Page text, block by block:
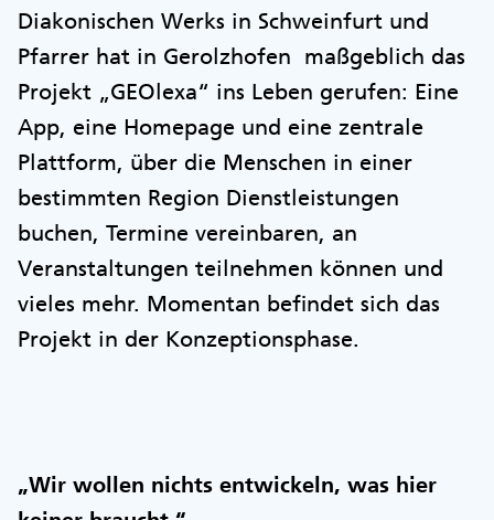
Diakonischen Werks in Schweinfurt und
Pfarrer hat in Gerolzhofen maßgeblich das
Projekt „GEOlexa“ ins Leben gerufen: Eine
App, eine Homepage und eine zentrale
Plattform, über die Menschen in einer
bestimmten Region Dienstleistungen
buchen, Termine vereinbaren, an
Veranstaltungen teilnehmen können und
vieles mehr. Momentan befindet sich das
Projekt in der Konzeptionsphase.
„Wir wollen nichts entwickeln, was hier